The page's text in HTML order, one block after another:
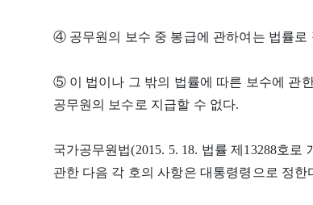
④ 공무원의 보수 중 봉급에 관하여는 법률로
⑤ 이 법이나 그 밖의 법률에 따른 보수에 관
공무원의 보수로 지급할 수 없다.
국가공무원법(2015. 5. 18. 법률 제13288호
관한 다음 각 호의 사항은 대통령령으로 정한